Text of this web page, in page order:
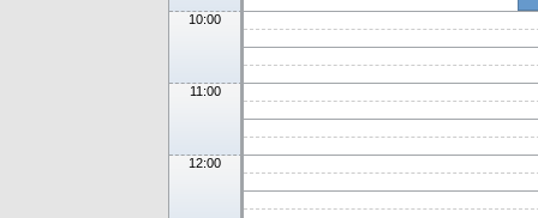
10:00
11:00
12:00